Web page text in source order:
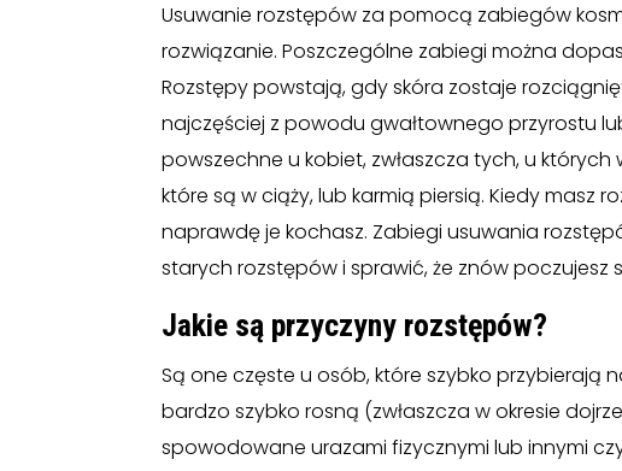
Usuwanie rozstępów za pomocą zabiegów
rozwiązanie. Poszczególne zabiegi można
Rozstępy powstają, gdy skóra zostaje
najczęściej z powodu gwałtownego przyrostu
powszechne u kobiet, zwłaszcza tych, u
które są w ciąży, lub karmią piersią. Kiedy masz
naprawdę je kochasz. Zabiegi usuwania
starych rozstępów i sprawić, że znów poczujesz
Jakie są przyczyny rozstępów?
Są one częste u osób, które szybko przybierają
bardzo szybko rosną (zwłaszcza w okresie
spowodowane urazami fizycznymi lub innymi